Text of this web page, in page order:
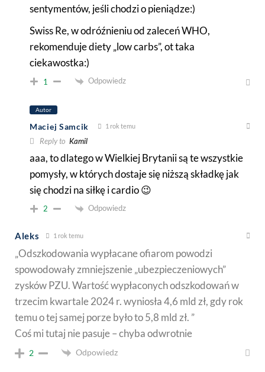
sentymentów, jeśli chodzi o pieniądze:)
Swiss Re, w odróźnieniu od zaleceń WHO,
rekomenduje diety „low carbs”, ot taka
ciekawostka:)
1 Odpowiedz
Autor
Maciej Samcik 1 rok temu
Reply to Kamil
aaa, to dlatego w Wielkiej Brytanii są te wszystkie
pomysły, w których dostaje się niższą składkę jak
się chodzi na siłkę i cardio 😉
2 Odpowiedz
Aleks 1 rok temu
„Odszkodowania wypłacane ofiarom powodzi
spowodowały zmniejszenie „ubezpieczeniowych”
zysków PZU. Wartość wypłaconych odszkodowań w
trzecim kwartale 2024 r. wyniosła 4,6 mld zł, gdy rok
temu o tej samej porze było to 5,8 mld zł. ”
Coś mi tutaj nie pasuje – chyba odwrotnie
2 Odpowiedz